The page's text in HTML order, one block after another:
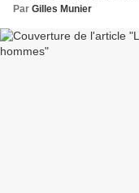
Par Gilles Munier